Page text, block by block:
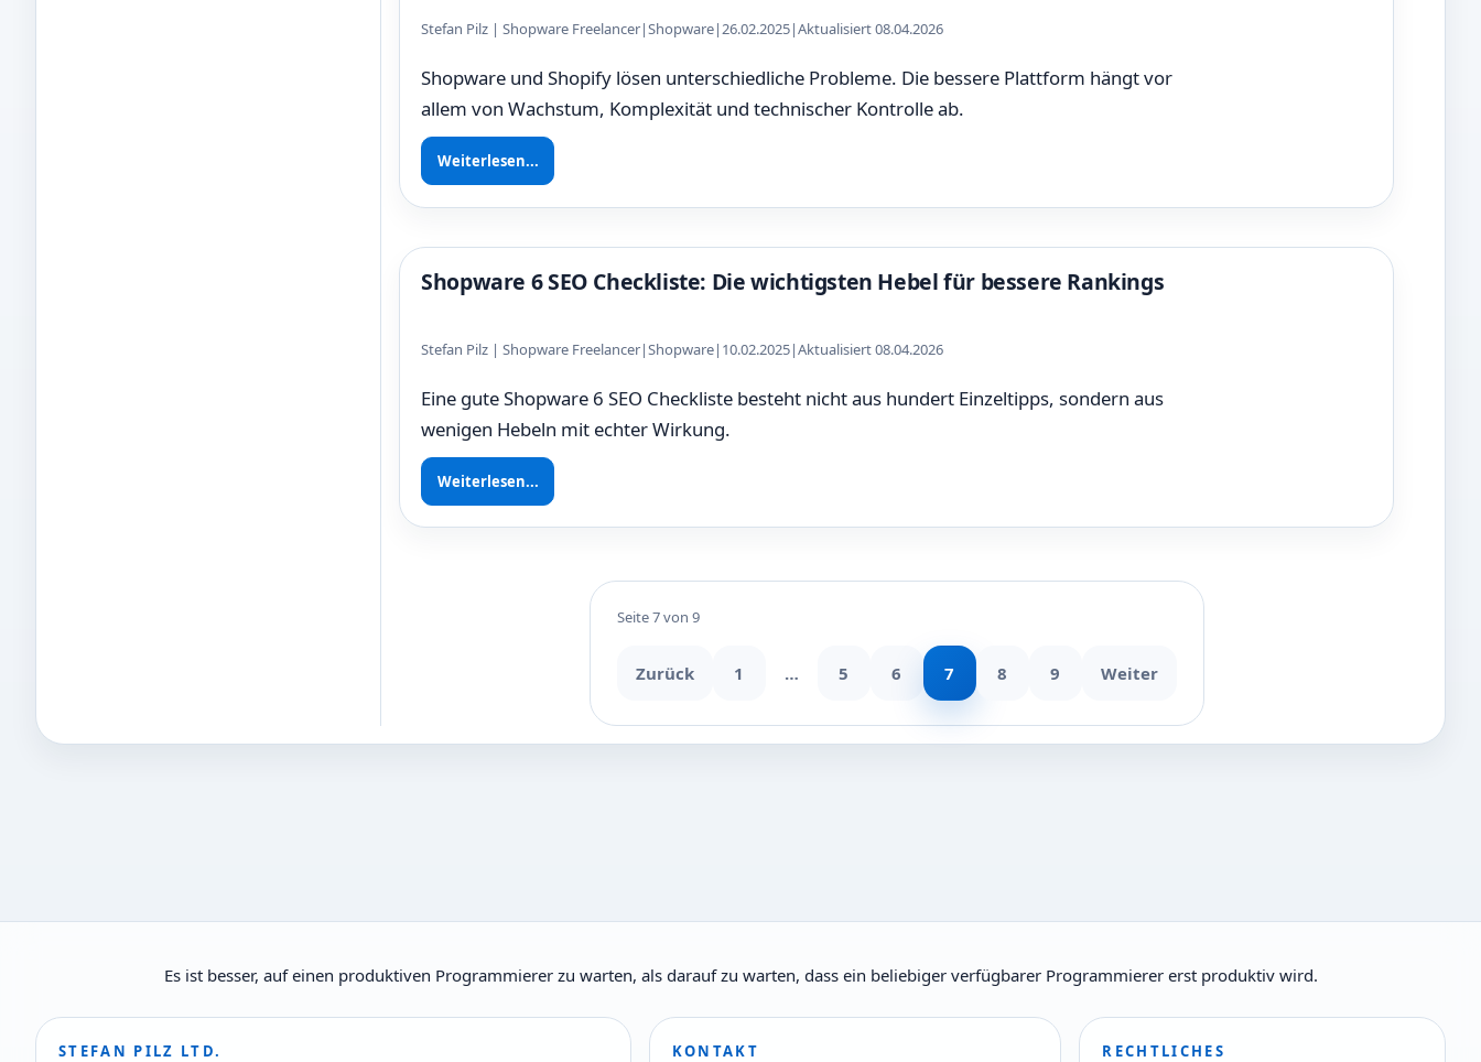
Stefan Pilz | Shopware Freelancer|Shopware|26.02.2025|Aktualisiert 08.04.2026
Shopware und Shopify lösen unterschiedliche Probleme. Die bessere Plattform hängt vor
allem von Wachstum, Komplexität und technischer Kontrolle ab.
Weiterlesen...
Shopware 6 SEO Checkliste: Die wichtigsten Hebel für bessere Rankings
Stefan Pilz | Shopware Freelancer|Shopware| 10.02.2025|Aktualisiert 08.04.2026
Eine gute Shopware 6 SEO Checkliste besteht nicht aus hundert Einzeltipps, sondern aus
wenigen Hebeln mit echter Wirkung.
Weiterlesen...
Seite 7 von 9
Zurück 1 … 5 6 7 8 9 Weiter
Es ist besser, auf einen produktiven Programmierer zu warten, als darauf zu warten, dass ein beliebiger verfügbarer Programmierer erst produktiv wird.
STEFAN PILZ LTD. KONTAKT RECHTLICHES